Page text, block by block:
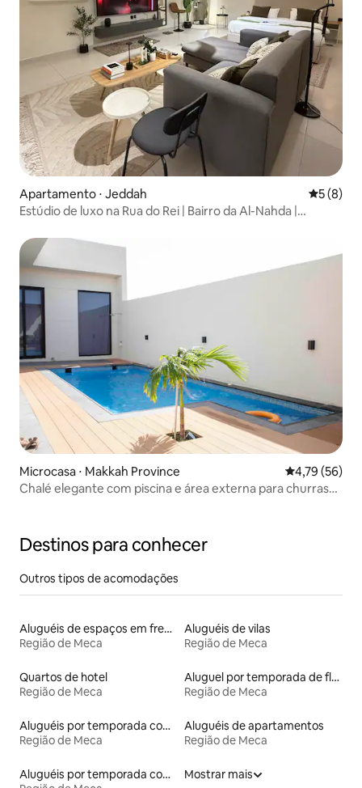
Apartamento ⋅ Jeddah 5 de
5 (8)
Estúdio de luxo na Rua do Rei | Bairro da Al-Nahda |
Microcasa ⋅ Makkah Province 4,79 de uma
4,79 (56)
Chalé elegante com piscina e área externa para churrasco
Destinos para conhecer
Outros tipos de acomodações
Aluguéis de espaços em frente à praia
Região de Meca
Aluguéis de vilas
Região de Meca
Quartos de hotel
Região de Meca
Aluguel por temporada de flats
Região de Meca
Aluguéis por temporada com sauna
Região de Meca
Aluguéis de apartamentos
Região de Meca
Aluguéis por temporada com acesso à praia
Mostrar mais